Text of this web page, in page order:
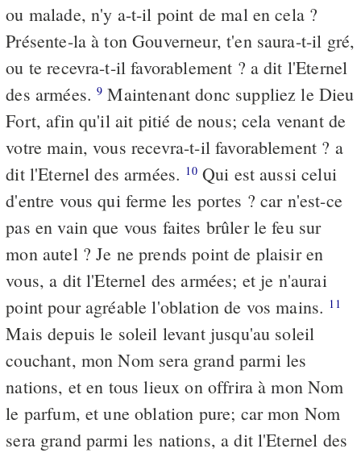
ou malade, n'y a-t-il point de mal en cela ?
Présente-la à ton Gouverneur, t'en saura-t-il gré,
ou te recevra-t-il favorablement ? a dit l'Eternel
des armées.9 Maintenant donc suppliez le Dieu
Fort, afin qu'il ait pitié de nous; cela venant de
votre main, vous recevra-t-il favorablement ? a
dit l'Eternel des armées. 10Qui est aussi celui
d'entre vous qui ferme les portes ? car n'est-ce
pas en vain que vous faites brûler le feu sur
mon autel ? Je ne prends point de plaisir en
vous, a dit l'Eternel des armées; et je n'aurai
point pour agréable l'oblation de vos mains. 11
Mais depuis le soleil levant jusqu'au soleil
couchant, mon Nom sera grand parmi les
nations, et en tous lieux on offrira à mon Nom
le parfum, et une oblation pure; car mon Nom
sera grand parmi les nations, a dit l'Eternel des